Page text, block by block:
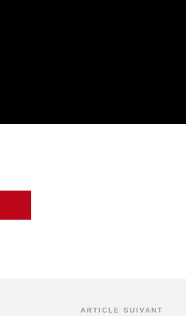
ARTICLE SUIVANT